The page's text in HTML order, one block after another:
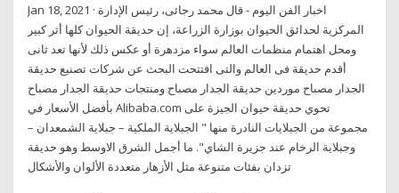
Jan 18, 2021 · اخبار الفن اليوم - قال محمد رجائى، رئيس الإدارة
المركزية لحدائق الحيوان بوزارة الزراعة، إن حديقة الحيوان كلها أثر كبير
ومحل اهتمام منظمات العالم سواء مزدهرة أو عكس ذلك لأنها تعد ثانى
أقدم حديقة فى العالم والتى افتتحت البحث عن شركات تصنيع حديقة
الجدار مصباح موردين حديقة الجدار مصباح ومنتجات حديقة الجدار مصباح
بأفضل الأسعار في Alibaba.com تحوي حديقة حيوان الجيزة على
مجموعة من الجبلايات النادرة منها " الجبلاية الملكية – جبلاية الشمعدان –
وجبلاية الرخام عند جزيرة الشاي". ما أجمل الشرق الاوسط وهو حديقة
تزدان بفئات متنوعة مثل الأزهار متعددة الألوان والأشكال